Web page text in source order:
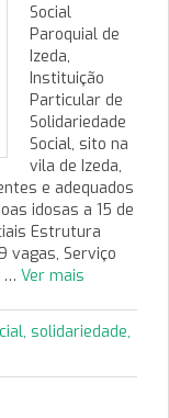
Social
Paroquial de
Izeda,
Instituição
Particular de
Solidariedade
Social, sito na
vila de Izeda,
e adequados
idosas a 15 de
Estrutura
vagas, Serviço
… Ver mais
, solidariedade,